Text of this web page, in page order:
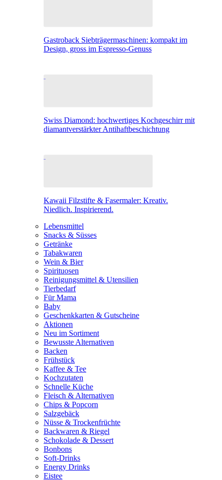
Gastroback Siebträgermaschinen: kompakt im
Design, gross im Espresso-Genuss
Swiss Diamond: hochwertiges Kochgeschirr mit
diamantverstärkter Antihaftbeschichtung
Kawaii Filzstifte & Fasermaler: Kreativ.
Niedlich. Inspirierend.
Lebensmittel
Snacks & Süsses
Getränke
Tabakwaren
Wein & Bier
Spirituosen
Reinigungsmittel & Utensilien
Tierbedarf
Für Mama
Baby
Geschenkkarten & Gutscheine
Aktionen
Neu im Sortiment
Bewusste Alternativen
Backen
Frühstück
Kaffee & Tee
Kochzutaten
Schnelle Küche
Fleisch & Alternativen
Chips & Popcorn
Salzgebäck
Nüsse & Trockenfrüchte
Backwaren & Riegel
Schokolade & Dessert
Bonbons
Soft-Drinks
Energy Drinks
Eistee